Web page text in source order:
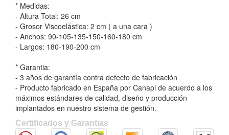
* Medidas:
- Altura Total: 26 cm
- Grosor Viscoelástica: 2 cm ( a una cara )
- Anchos: 90-105-135-150-160-180 cm
- Largos: 180-190-200 cm
* Garantia:
- 3 años de garantía contra defecto de fabricación
- Producto fabricado en España por Canapi de acuerdo a los
máximos estándares de calidad, diseño y producción
implantados en nuestro sistema de gestión.
Certificados y Garantias